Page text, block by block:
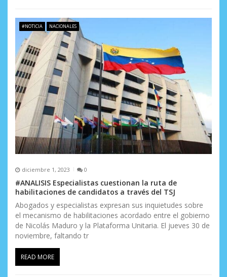
s#NOTICIA NACIONALES
diciembre 1, 2023 0
#ANALISIS Especialistas cuestionan la ruta de
habilitaciones de candidatos a través del TSJ
Abogados y especialistas expresan sus inquietudes sobre
el mecanismo de habilitaciones acordado entre el gobierno
de Nicolás Maduro y la Plataforma Unitaria. El jueves 30 de
noviembre, faltando tr
READ MORE